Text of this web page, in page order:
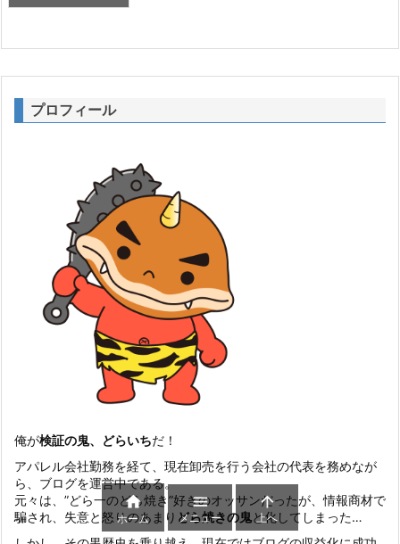
プロフィール
俺が検証の鬼、どらいちだ！
アパレル会社勤務を経て、現在卸売を行う会社の代表を務めなが
ら、ブログを運営中である。
元々は、”どら一のどら焼き”好きのオッサンだったが、情報商材で
騙され、失意と怒りのあまり どら焼きの鬼と化してしまった…

ホーム

メニュー

上へ